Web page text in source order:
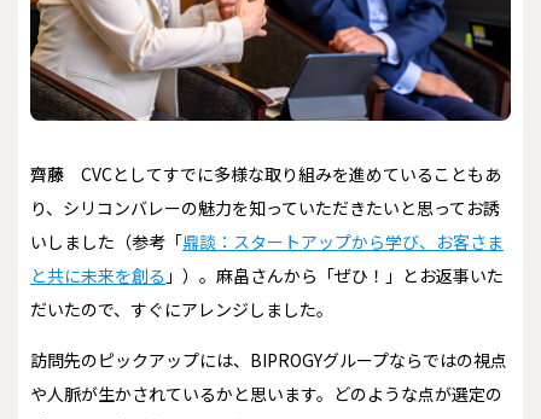
齊藤
CVCとしてすでに多様な取り組みを進めていることもあ
り、シリコンバレーの魅力を知っていただきたいと思ってお誘
いしました（参考「鼎談：スタートアップから学び、お客さま
と共に未来を創る 」）。麻畠さんから「ぜひ！」とお返事いた
だいたので、すぐにアレンジしました。
――訪問先のピックアップには、BIPROGYグループならではの視点
や人脈が生かされているかと思います。どのような点が選定の